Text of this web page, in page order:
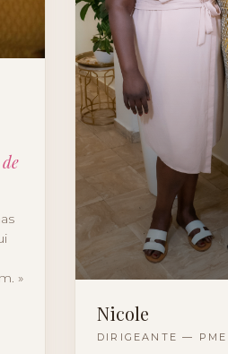
»
Nicole
DIRIGEANTE — PME